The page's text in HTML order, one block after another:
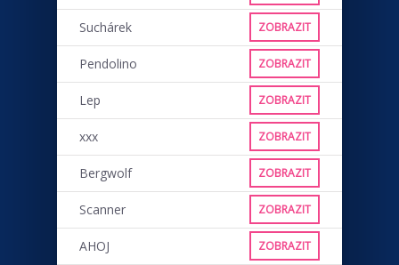
Suchárek ZOBRAZIT
Pendolino ZOBRAZIT
Lep ZOBRAZIT
xxx ZOBRAZIT
Bergwolf ZOBRAZIT
Scanner ZOBRAZIT
AHOJ ZOBRAZIT